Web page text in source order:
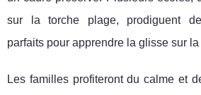
sur la torche plage, prodiguent
parfaits pour apprendre la glisse sur
Les familles profiteront du calme et